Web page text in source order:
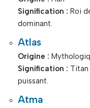
Signification : Roi
dominant.
Atlas
Origine :
Signification : Titan
puissant.
Atma